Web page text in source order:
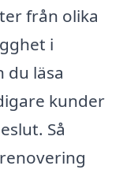
från olika
i
du läsa
kunder
Så